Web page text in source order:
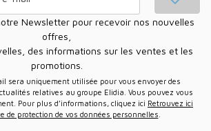
offres,
des informations sur les ventes et les
promotions.
relatives au groupe Elidia. Vous pouvez vous
Pour plus d’informations, cliquez ici Retrouvez ici
de protection de vos données personnelles